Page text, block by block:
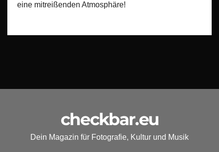
eine mitreißenden Atmosphäre!
checkbar.eu
Dein Magazin für Fotografie, Kultur und Musik